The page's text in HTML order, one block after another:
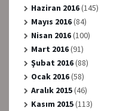
Haziran 2016(145)
Mayıs 2016(84)
Nisan 2016(100)
Mart 2016(91)
Şubat 2016(88)
Ocak 2016(58)
Aralık 2015(46)
Kasım 2015(113)